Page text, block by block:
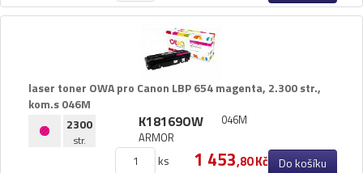
laser toner OWA pro Canon LBP 654 magenta,​ 2.​300 str.​,​
kom.​s 046M
2300
str.
K18169OW
ARMOR
046M
ks 1 453,80 Kč Do košíku